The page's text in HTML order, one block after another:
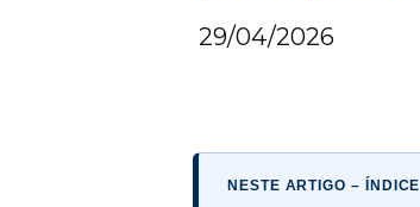
29/04/2026
NESTE ARTIGO – ÍNDICE